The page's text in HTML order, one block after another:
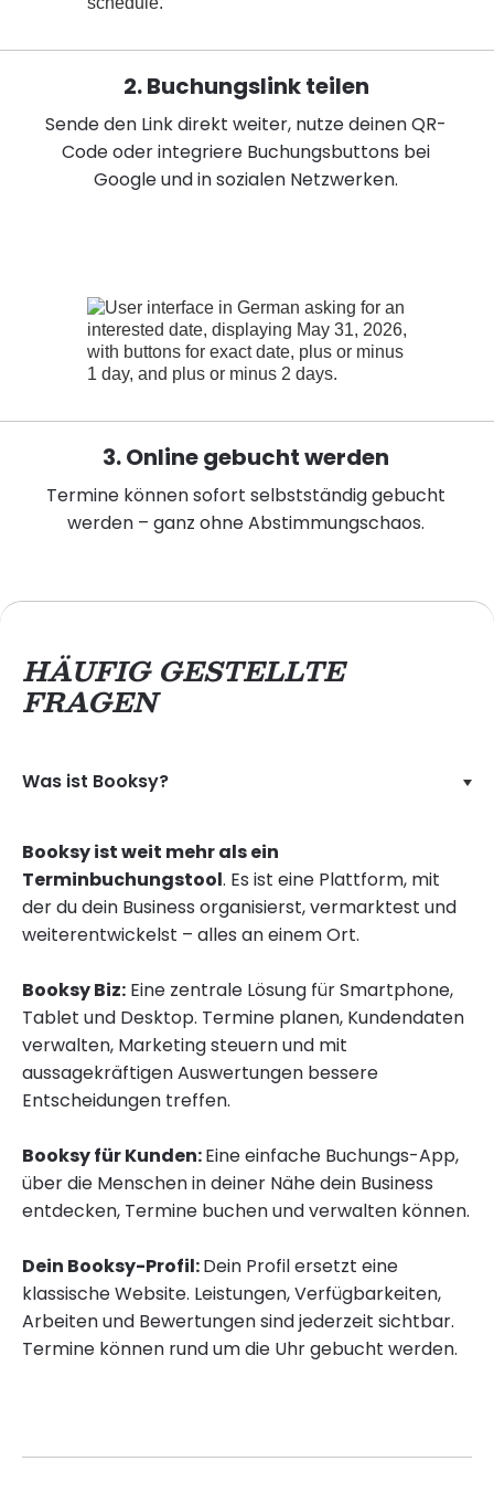
2. Buchungslink teilen
Sende den Link direkt weiter, nutze deinen QR-
Code oder integriere Buchungsbuttons bei
Google und in sozialen Netzwerken.
3. Online gebucht werden
Termine können sofort selbstständig gebucht
werden – ganz ohne Abstimmungschaos.
HÄUFIG GESTELLTE
FRAGEN
Was ist Booksy?
Booksy ist weit mehr als ein
Terminbuchungstool. Es ist eine Plattform, mit
der du dein Business organisierst, vermarktest und
weiterentwickelst – alles an einem Ort.
Booksy Biz: Eine zentrale Lösung für Smartphone,
Tablet und Desktop. Termine planen, Kundendaten
verwalten, Marketing steuern und mit
aussagekräftigen Auswertungen bessere
Entscheidungen treffen.
Booksy für Kunden:Eine einfache Buchungs-App,
über die Menschen in deiner Nähe dein Business
entdecken, Termine buchen und verwalten können.
Dein Booksy-Profil:Dein Profil ersetzt eine
klassische Website. Leistungen, Verfügbarkeiten,
Arbeiten und Bewertungen sind jederzeit sichtbar.
Termine können rund um die Uhr gebucht werden.